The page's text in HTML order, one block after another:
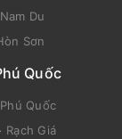
Du
Sơn
Quốc
Quốc
Rạch Giá